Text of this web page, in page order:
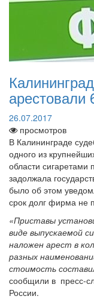
арестовали
26.07.2017
просмотров
В Калининграде
одного из
области
задолжала
было об этом
срок долг фирма не
«Приставы
виде выпускаемой
наложен арест в
разных
стоимость
сообщили в пресс-
России.